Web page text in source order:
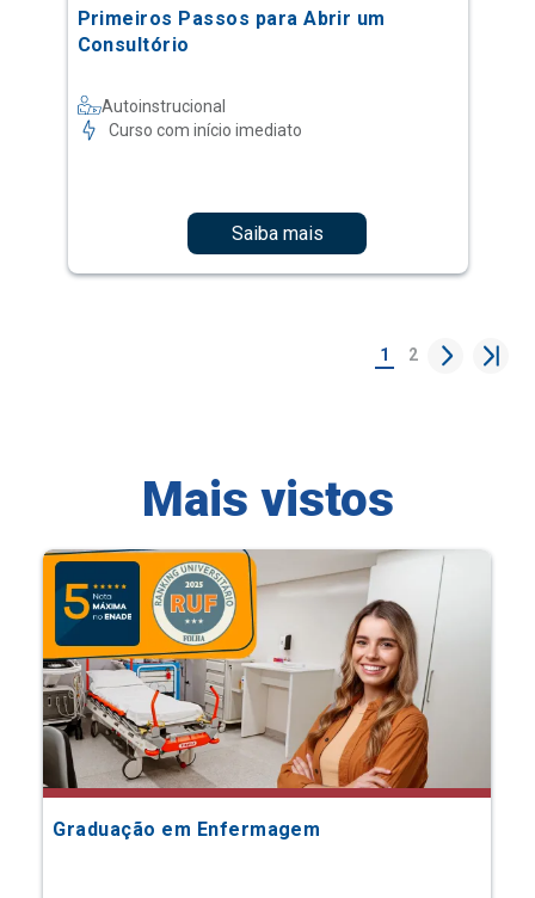
Primeiros Passos para Abrir um
Consultório
Autoinstrucional
Curso com início imediato
Saiba mais
1 2
Mais vistos
Graduação em Enfermagem